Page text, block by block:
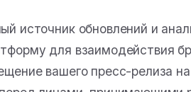
источник обновлений и
для взаимодействия
вашего пресс-релиза